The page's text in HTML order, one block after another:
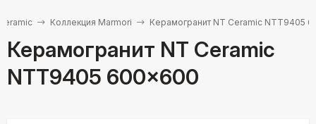
Коллекция Marmori Керамогранит NT Ceramic NTT9405
Керамогранит NT Ceramic
NTT9405 600×600